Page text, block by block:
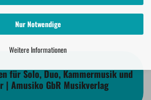
Nur Notwendige
Weitere Informationen
für Solo, Duo, Kammermusik und
| Amusiko GbR Musikverlag